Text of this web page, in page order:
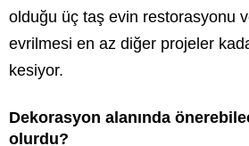
olduğu üç taş evin restorasyonu
evrilmesi en az diğer projeler
kesiyor.
Dekorasyon alanında
olurdu?